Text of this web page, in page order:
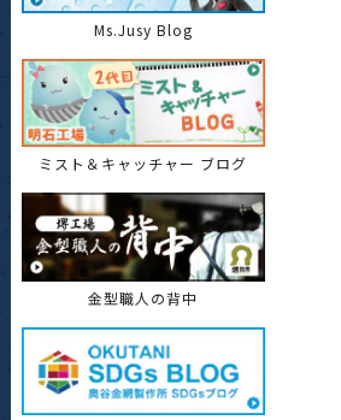
Ms.Jusy Blog
ミスト＆キャッチャー ブログ
金型職人の背中